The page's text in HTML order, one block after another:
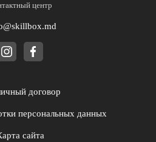
центр
договор
персональных данных
сайта